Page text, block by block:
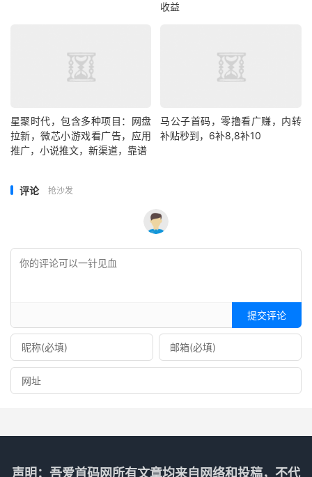
收益
星聚时代，包含多种项目：网盘
拉新，微芯小游戏看广告，应用
推广，小说推文，新渠道，靠谱
马公子首码，零撸看广赚，内转
补贴秒到，6补8,8补10
评论 抢沙发
提交评论
声明：吾爱首码网所有文章均来自网络和投稿，不代